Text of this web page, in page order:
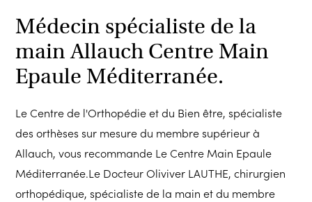
Médecin spécialiste de la
main Allauch Centre Main
Epaule Méditerranée.
Le Centre de l'Orthopédie et du Bien être, spécialiste
des orthèses sur mesure du membre supérieur à
Allauch, vous recommande Le Centre Main Epaule
Méditerranée.Le Docteur Oliviver LAUTHE, chirurgien
orthopédique, spécialiste de la main et du membre